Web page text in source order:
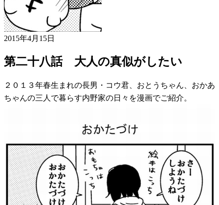
2015年4月15日
第二十八話 大人の真似がしたい
２０１３年春生まれの長男・コウ君、おとうちゃん、おかあ
ちゃんの三人で暮らす内野家の日々を漫画でご紹介。